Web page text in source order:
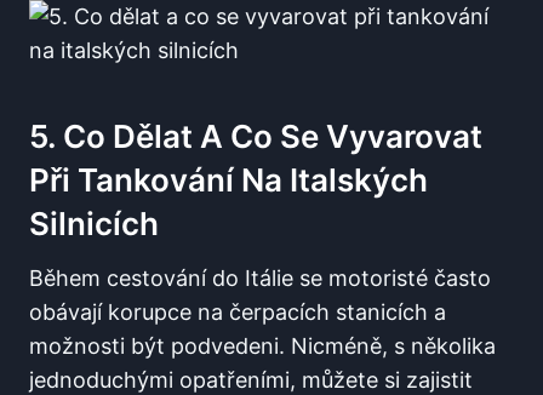
5. Co‍ Dělat A Co⁣ Se Vyvarovat
Při Tankování Na Italských
Silnicích
Během cestování do Itálie se motoristé často
obávají korupce na čerpacích stanicích a
možnosti být podvedeni. Nicméně, s několika
jednoduchými opatřeními, můžete si zajistit